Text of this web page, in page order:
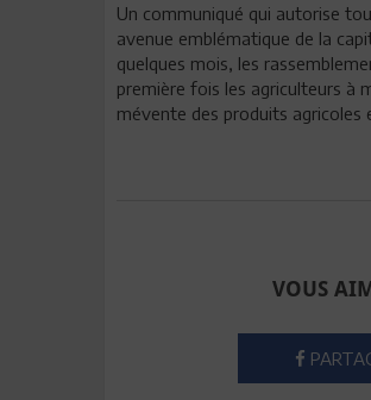
Un communiqué qui autorise
avenue emblématique de la
quelques mois, les
première fois les agriculteurs à
mévente des produits agricoles
VOUS